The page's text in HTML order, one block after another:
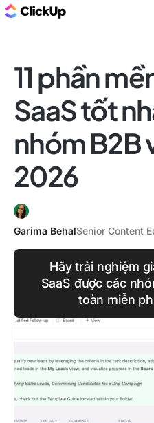
11 phần
SaaS tốt
nhóm B2B
2026
Garima BehalSenior Content
Hãy trải nghiệm
SaaS được các
toàn miễn